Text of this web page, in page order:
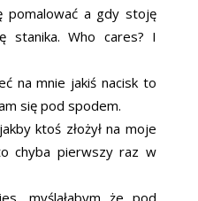
pomalować a gdy stoję
stanika. Who cares? I
na mnie jakiś nacisk to
się pod spodem.
ktoś złożył na moje
chyba pierwszy raz w
myślałabym że pod